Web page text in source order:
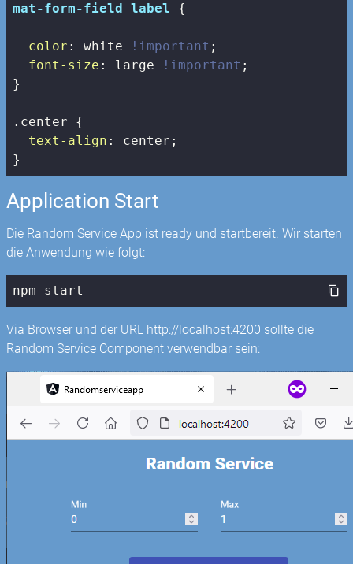
mat-form-field label {
color : white !important ;
font-size : large !important ;
}
.center {
text-align : center;
}
Application Start
Die Random Service App ist ready und startbereit. Wir starten
die Anwendung wie folgt:
npm start
Via Browser und der URL http://localhost:4200 sollte die
Random Service Component verwendbar sein: